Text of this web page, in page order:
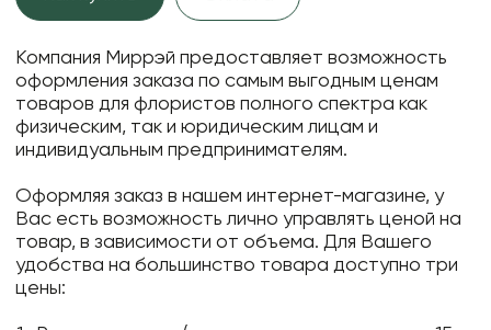
Компания Миррэй предоставляет возможность
оформления заказа по самым выгодным ценам
товаров для флористов полного спектра как
физическим, так и юридическим лицам и
индивидуальным предпринимателям.
Оформляя заказ в нашем интернет-магазине, у
Вас есть возможность лично управлять ценой на
товар, в зависимости от объема. Для Вашего
удобства на большинство товара доступно три
цены: